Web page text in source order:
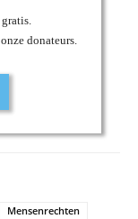
donateurs.
Mensenrechten